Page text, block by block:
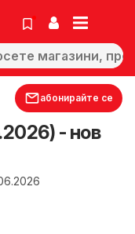
абонирайте се
- нов